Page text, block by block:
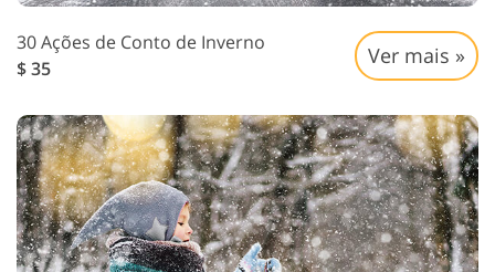
30 Ações de Conto de Inverno
$ 35
Ver mais »